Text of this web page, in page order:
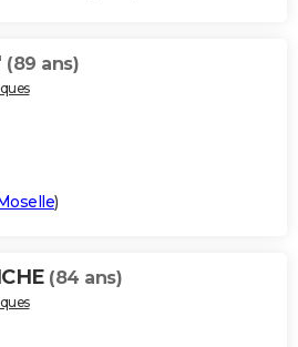
(89 ans)
)
(84 ans)